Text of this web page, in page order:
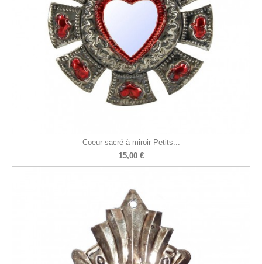
Coeur sacré à miroir Petits...
15,00 €